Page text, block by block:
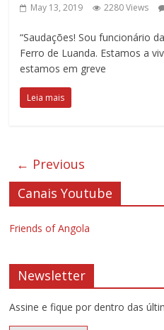
May 13, 2019 2280 Views
“Saudações! Sou funcionário
Ferro de Luanda. Estamos a
estamos em greve
Leia mais
← Previous
Canais Youtube
Friends of Angola
Newsletter
Assine e fique por dentro das